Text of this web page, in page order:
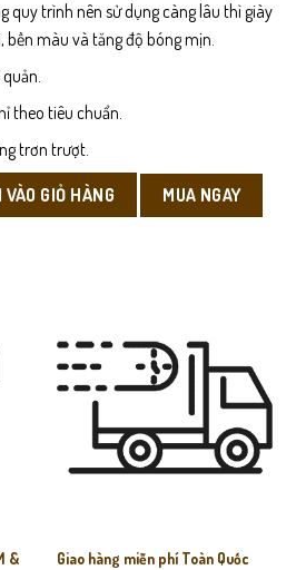
quy trình nên sử dụng càng lâu thì giày
bền màu và tăng độ bóng mịn.
theo tiêu chuẩn.
trơn trượt.
lượngGIỎ HÀNG MUA NGAY
&
Giao hàng miễn phí Toàn Quốc